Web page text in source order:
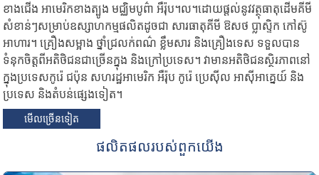
ខាងជើង អាមេរិកខាងត្បូង មជ្ឈិមបូព៌ា អឺរ៉ុប។ល។ដោយផ្តល់នូវវត្ថុធាតុដើមគីមី
សំខាន់ៗសម្រាប់ឧស្សាហកម្មផលិតដូចជា សារធាតុគីមី ឱសថ ប្លាស្ទិក កៅស៊ូ
អាហារ។ គ្រឿងសម្អាង ថ្នាំជ្រលក់ពណ៌ ខ្លឹមសារ និងគ្រឿងទេស ទទួលបាន
ទំនុកចិត្តពីអតិថិជនជាច្រើនក្នុង និងក្រៅប្រទេស។ វាមានអតិថិជនស្ថិរភាពនៅ
ក្នុងប្រទេសកូរ៉េ ជប៉ុន សហរដ្ឋអាមេរិក អឺរ៉ុប កូរ៉េ ប្រេស៊ីល អាស៊ីអាគ្នេយ៍ និង
ប្រទេស និងតំបន់ផ្សេងទៀត។
មើល​ច្រើន​ទៀត
ផលិតផល​របស់​ពួក​យើង